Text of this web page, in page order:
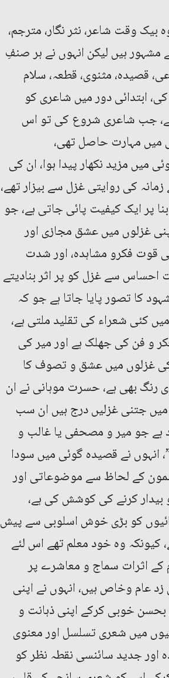
وقت شاعر، نثر نگار، مترجم،
مشہور ہیں لیکن انہوں نے ہر صنفِ
قصیدہ، مثنوی، قطعہ، سلام
ابتدائی دور میں شاعری کو
جب شاعری شروع کی تو اس
مہارت حاصل تھی،
مزید نکھار پیدا ہوا، ان کی
کی روایتی غزل سے بیزار تھے،
پر ایک کیفیت پائی جاتی ہے، جو
غزلوں میں عشق مجازی اور
قوت فکرو مشاہدہ، اور شدت
سے غزل کو پر اثر بنادیتے
کا تصور پایا جاتا ہے جو کہ
کئی شعراء کی تقلید ملتی ہے،
و فن کی جھلک ہے اور میر کی
کی غزلوں میں عشق و تصوف کا
رنگ بھی ہے، حسرت موہانی نے ان
میں جتنی غزلیں درج ہیں ان سب
ہے جو میر و مصحفی یا غالب و
نے قصیدہ گوئی میں سودا
کے لحاظ سے موضوعاتی اور
بیدار کرنے کی کوشش کی ہے،
کو بڑی خوش اسلوبی سے پیش
کیونکہ وہ خود معلم تھے اس لئے
کے اثرات سماج و معاشرے پر
عام وخاص ہیں، انہوں نے اپنی
بحسن خوبی کرکے اپنی ذہانت و
میں شعری تسلسل اور معنوی
اور جدید سائنسی نقطہ نظر کو